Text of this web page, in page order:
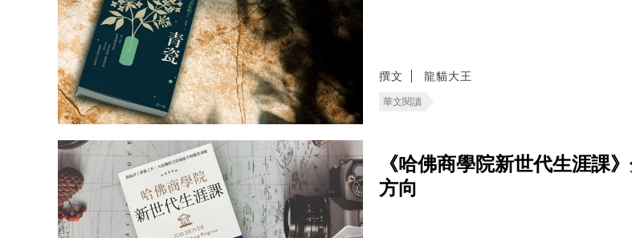
撰文 龍貓大王
華文閱讀
《哈佛商學院新世代生涯課
方向